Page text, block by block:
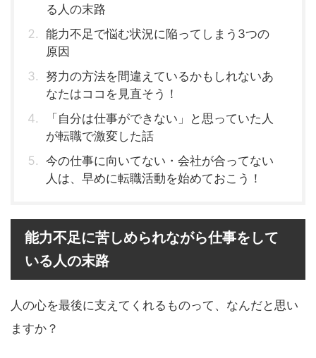
る人の末路
能力不足で悩む状況に陥ってしまう3つの
原因
努力の方法を間違えているかもしれないあ
なたはココを見直そう！
「自分は仕事ができない」と思っていた人
が転職で激変した話
今の仕事に向いてない・会社が合ってない
人は、早めに転職活動を始めておこう！
能力不足に苦しめられながら仕事をして
いる人の末路
人の心を最後に支えてくれるものって、なんだと思い
ますか？